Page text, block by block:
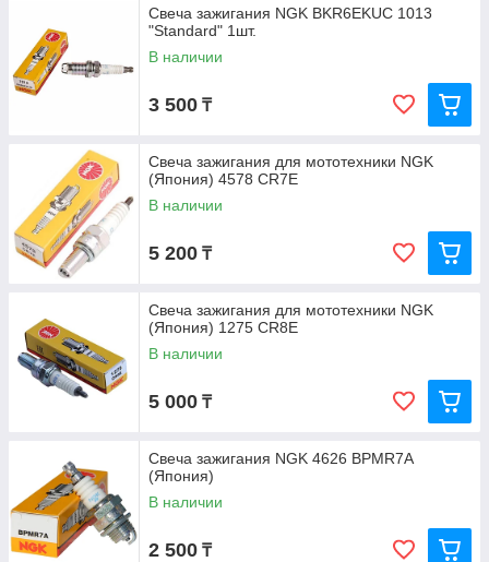
Свеча зажигания NGK BKR6EKUC 1013
"Standard" 1шт.
В наличии
3 500 ₸
Свеча зажигания для мототехники NGK
(Япония) 4578 CR7E
В наличии
5 200 ₸
Свеча зажигания для мототехники NGK
(Япония) 1275 CR8E
В наличии
5 000 ₸
Свеча зажигания NGK 4626 BPMR7A
(Япония)
В наличии
2 500 ₸